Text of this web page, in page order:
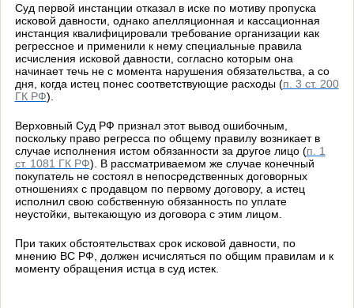
Суд первой инстанции отказал в иске по мотиву пропуска
исковой давности, однако апелляционная и кассационная
инстанция квалифицировали требование организации как
регрессное и применили к нему специальные правила
исчисления исковой давности, согласно которым она
начинает течь не с момента нарушения обязательства, а со
дня, когда истец понес соответствующие расходы (п. 3 ст. 200
ГК РФ).
Верховный Суд РФ признал этот вывод ошибочным,
поскольку право регресса по общему правилу возникает в
случае исполнения истом обязанности за другое лицо (п. 1
ст. 1081 ГК РФ). В рассматриваемом же случае конечный
покупатель не состоял в непосредственных договорных
отношениях с продавцом по первому договору, а истец
исполнил свою собственную обязанность по уплате
неустойки, вытекающую из договора с этим лицом.
При таких обстоятельствах срок исковой давности, по
мнению ВС РФ, должен исчисляться по общим правилам и к
моменту обращения истца в суд истек.